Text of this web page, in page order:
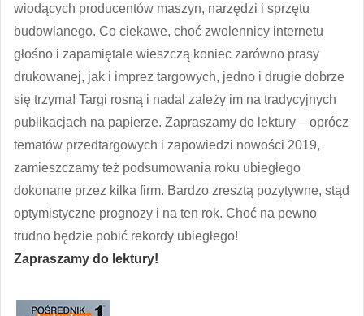
wiodących producentów maszyn, narzędzi i sprzętu
budowlanego. Co ciekawe, choć zwolennicy internetu
głośno i zapamiętale wieszczą koniec zarówno prasy
drukowanej, jak i imprez targowych, jedno i drugie dobrze
się trzyma! Targi rosną i nadal zależy im na tradycyjnych
publikacjach na papierze. Zapraszamy do lektury – oprócz
tematów przedtargowych i zapowiedzi nowości 2019,
zamieszczamy też podsumowania roku ubiegłego
dokonane przez kilka firm. Bardzo zresztą pozytywne, stąd
optymistyczne prognozy i na ten rok. Choć na pewno
trudno będzie pobić rekordy ubiegłego!
Zapraszamy do lektury!